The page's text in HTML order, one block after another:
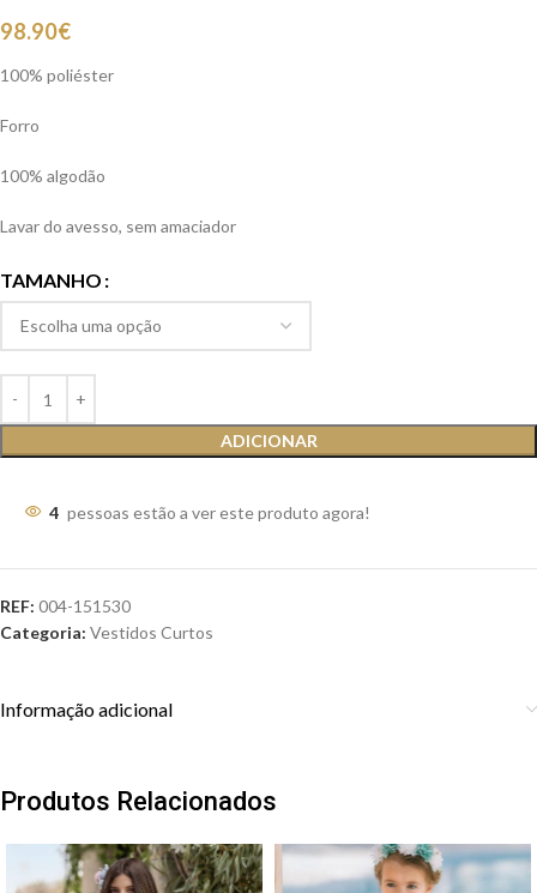
98.90€
100% poliéster
Forro
100% algodão
Lavar do avesso, sem amaciador
TAMANHO
ADICIONAR
4 pessoas estão a ver este produto agora!
REF: 004-151530
Categoria: Vestidos Curtos
Informação adicional
Produtos Relacionados